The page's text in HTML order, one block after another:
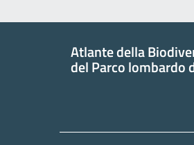
Atlante della
del Parco lombardo